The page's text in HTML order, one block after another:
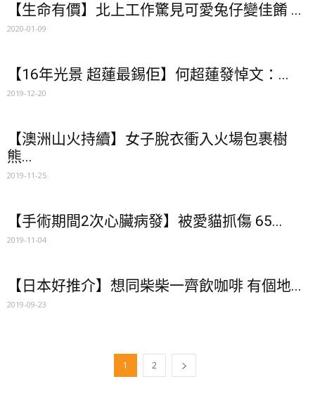
【生命有價】北上工作驚見可愛兔仔變佳餚 ...
2020-01-09
【16年光景 超蓮最錫佢】何超蓮發悼文：...
2019-12-20
【澳洲山火持續】女子脫衣衝入火場包裹樹
熊...
2019-11-25
【手術期間2次心臟病發】被愛貓抓傷 65...
2019-11-04
【日本好推介】想同柴柴一齊飲咖啡 有個地...
2019-09-23
1 2